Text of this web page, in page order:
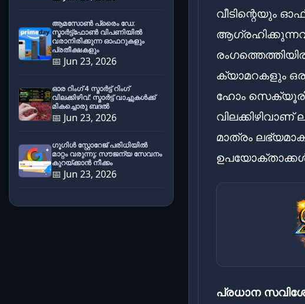
ആമസോൺ പ്രൈം ഡേ:
സ്മാർട്ട്ഫോൺ വിപണിയിൽ
വരാനിരിക്കുന്ന ഓഫറുകളും
പ്രതീക്ഷകളും
📅 Jun 23, 2026
ഓര റിംഗ് 4 സ്മാർട്ട് റിംഗ്
വിലക്കിഴിവ്: സ്മാർട്ട് വാച്ചുകൾക്ക്
മികച്ചൊരു ബദൽ
📅 Jun 23, 2026
ഗൂഗിൾ സ്റ്റോറേജ് പരിധിയിൽ
മാറ്റം വരുന്നു; സൗജന്യ സേവനം
കുറയ്ക്കാൻ നീക്കം
📅 Jun 23, 2026
വീടിന്റെയും
ക്യാമറകളും
ഹോം
വിലക്കിഴിവാണ്
മാത്രം
പ്രധാന